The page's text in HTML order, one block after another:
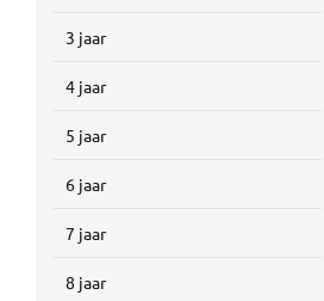
3 jaar
4 jaar
5 jaar
6 jaar
7 jaar
8 jaar